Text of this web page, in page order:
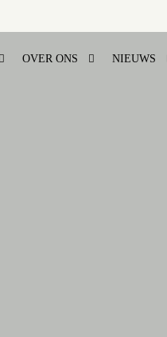
OVER ONS NIEUWS